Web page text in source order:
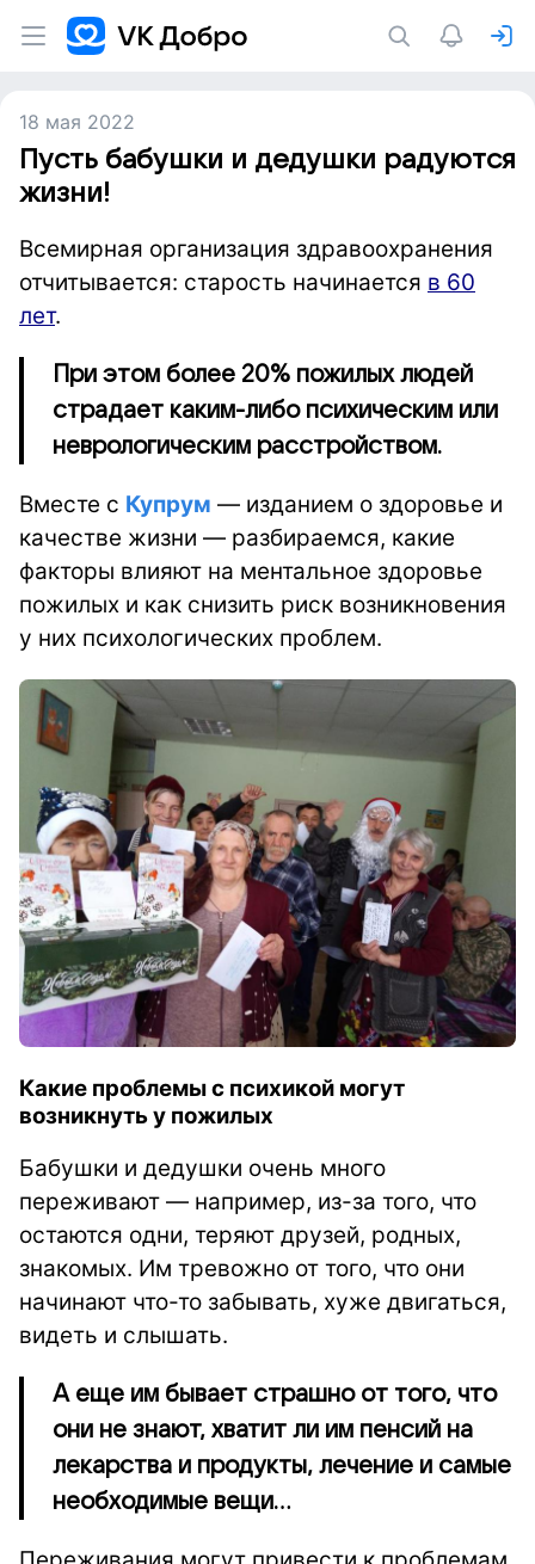
18 мая 2022
Пусть бабушки и дедушки радуются
жизни!
Всемирная организация здравоохранения
отчитывается: старость начинается в 60
лет.
При этом более 20% пожилых людей
страдает каким-либо психическим или
неврологическим расстройством.
Вместе с Купрум — изданием о здоровье и
качестве жизни — разбираемся, какие
факторы влияют на ментальное здоровье
пожилых и как снизить риск возникновения
у них психологических проблем.
Какие проблемы с психикой могут
возникнуть у пожилых
Бабушки и дедушки очень много
переживают — например, из-за того, что
остаются одни, теряют друзей, родных,
знакомых. Им тревожно от того, что они
начинают что-то забывать, хуже двигаться,
видеть и слышать.
А еще им бывает страшно от того, что
они не знают, хватит ли им пенсий на
лекарства и продукты, лечение и самые
необходимые вещи…